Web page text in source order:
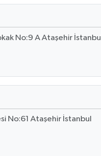
No:9 A Ataşehir İstanbul
No:61 Ataşehir İstanbul